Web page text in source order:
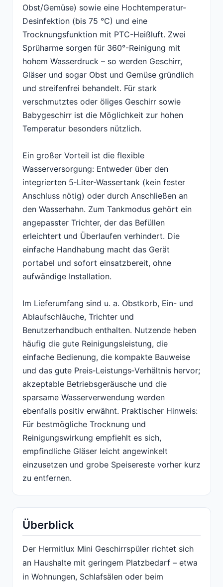
Obst/Gemüse) sowie eine Hochtemperatur-
Desinfektion (bis 75 °C) und eine
Trocknungsfunktion mit PTC-Heißluft. Zwei
Sprüharme sorgen für 360°-Reinigung mit
hohem Wasserdruck – so werden Geschirr,
Gläser und sogar Obst und Gemüse gründlich
und streifenfrei behandelt. Für stark
verschmutztes oder öliges Geschirr sowie
Babygeschirr ist die Möglichkeit zur hohen
Temperatur besonders nützlich.
Ein großer Vorteil ist die flexible
Wasserversorgung: Entweder über den
integrierten 5‑Liter-Wassertank (kein fester
Anschluss nötig) oder durch Anschließen an
den Wasserhahn. Zum Tankmodus gehört ein
angepasster Trichter, der das Befüllen
erleichtert und Überlaufen verhindert. Die
einfache Handhabung macht das Gerät
portabel und sofort einsatzbereit, ohne
aufwändige Installation.
Im Lieferumfang sind u. a. Obstkorb, Ein- und
Ablaufschläuche, Trichter und
Benutzerhandbuch enthalten. Nutzende heben
häufig die gute Reinigungsleistung, die
einfache Bedienung, die kompakte Bauweise
und das gute Preis‑Leistungs‑Verhältnis hervor;
akzeptable Betriebsgeräusche und die
sparsame Wasserverwendung werden
ebenfalls positiv erwähnt. Praktischer Hinweis:
Für bestmögliche Trocknung und
Reinigungswirkung empfiehlt es sich,
empfindliche Gläser leicht angewinkelt
einzusetzen und grobe Speisereste vorher kurz
zu entfernen.
Überblick
Der Hermitlux Mini Geschirrspüler richtet sich
an Haushalte mit geringem Platzbedarf – etwa
in Wohnungen, Schlafsälen oder beim